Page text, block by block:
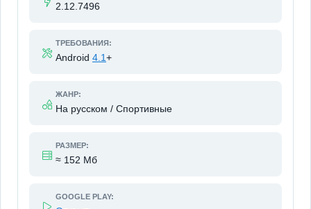
2.12.7496
ТРЕБОВАНИЯ:
Android 4.1+
ЖАНР:
На русском / Спортивные
РАЗМЕР:
≈ 152 Мб
GOOGLE PLAY: